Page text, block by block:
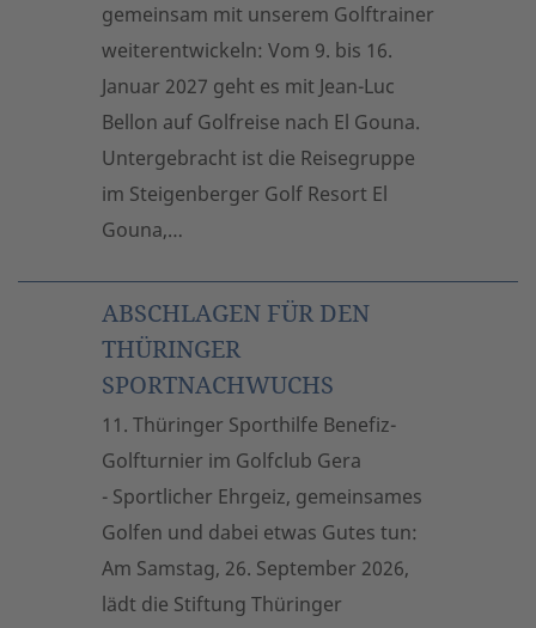
gemeinsam mit unserem Golftrainer
weiterentwickeln: Vom 9. bis 16.
Januar 2027 geht es mit Jean-Luc
Bellon auf Golfreise nach El Gouna.
Untergebracht ist die Reisegruppe
im Steigenberger Golf Resort El
Gouna,…
ABSCHLAGEN FÜR DEN
THÜRINGER
SPORTNACHWUCHS
11. Thüringer Sporthilfe Benefiz-
Golfturnier im Golfclub Gera
- Sportlicher Ehrgeiz, gemeinsames
Golfen und dabei etwas Gutes tun:
Am Samstag, 26. September 2026,
lädt die Stiftung Thüringer